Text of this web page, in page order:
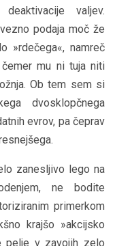
valjev.
podaja moč že
»rdečega«, namreč
mu ni tuja niti
Ob tem sem si
dvosklopčnega
evrov, pa čeprav
zanesljivo lego na
ne bodite
primerkom
krajšo »akcijsko
pelje v zavojih zelo